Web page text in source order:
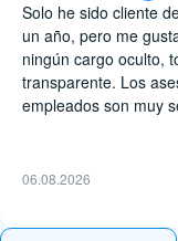
Solo he sido cliente
un año, pero me
ningún cargo oculto,
transparente. Los
empleados son muy
06.08.2026